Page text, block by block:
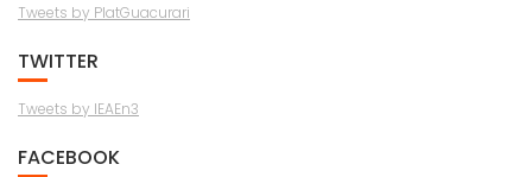
Tweets by PlatGuacurari
TWITTER
Tweets by IEAEn3
FACEBOOK